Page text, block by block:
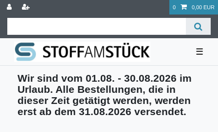
0 0,00 EUR
☰
Wir sind vom 01.08. - 30.08.2026 im
Urlaub. Alle Bestellungen, die in
dieser Zeit getätigt werden, werden
erst ab dem 31.08.2026 versendet.